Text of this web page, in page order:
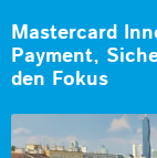
Mastercard
Payment,
den Fokus